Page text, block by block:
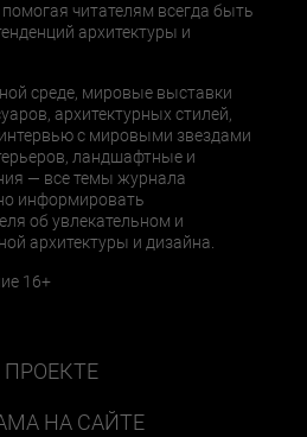
читателям всегда быть
архитектуры и
среде, мировые выставки
архитектурных стилей,
с мировыми звездами
ландшафтные и
— все темы журнала
информировать
об увлекательном и
архитектуры и дизайна.
16+
ПРОЕКТЕ
НА САЙТЕ